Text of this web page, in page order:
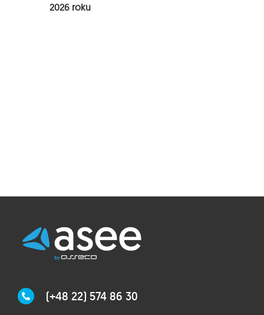
2026 roku
(+48 22) 574 86 30